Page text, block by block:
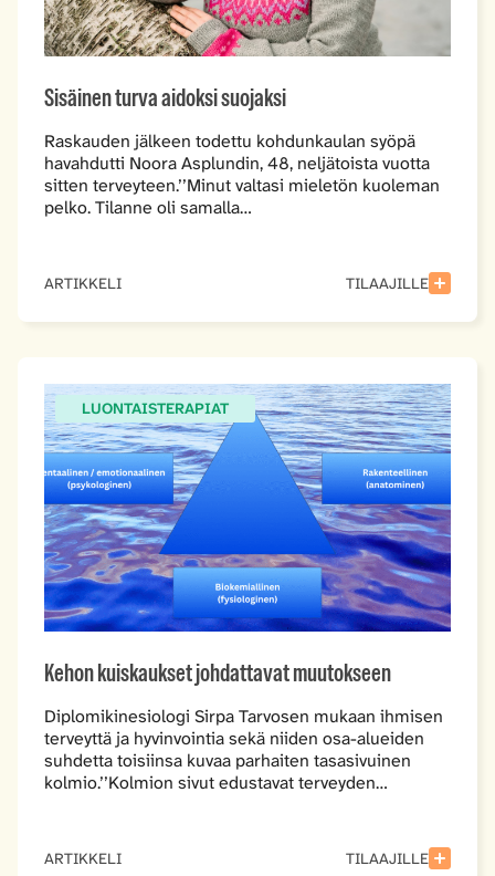
Sisäinen turva aidoksi suojaksi
Raskauden jälkeen todettu kohdunkaulan syöpä
havahdutti Noora Asplundin, 48, neljätoista vuotta
sitten terveyteen.’’Minut valtasi mieletön kuoleman
pelko. Tilanne oli samalla…
ARTIKKELI TILAAJILLE
LUONTAISTERAPIAT
Kehon kuiskaukset johdattavat muutokseen
Diplomikinesiologi Sirpa Tarvosen mukaan ihmisen
terveyttä ja hyvinvointia sekä niiden osa-alueiden
suhdetta toisiinsa kuvaa parhaiten tasasivuinen
kolmio.’’Kolmion sivut edustavat terveyden…
ARTIKKELI TILAAJILLE